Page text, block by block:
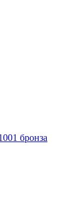
бронза